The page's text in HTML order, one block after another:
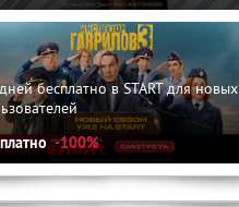
бесплатно в START для новых
-100%